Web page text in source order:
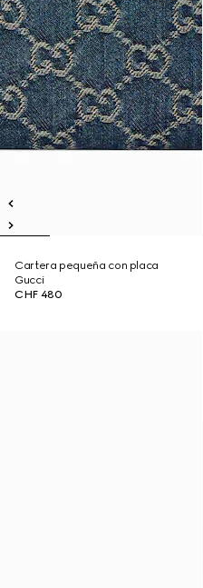
Cartera pequeña con placa
Gucci
CHF 480